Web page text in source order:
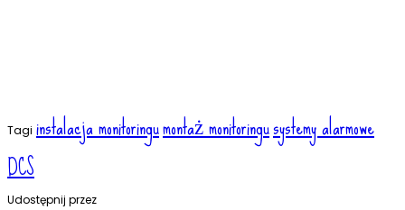
Tagi instalacja monitoringumontaż monitoringusystemy alarmowe
DCS
Udostępnij przez